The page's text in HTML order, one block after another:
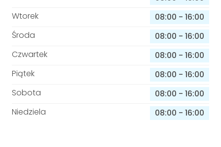
Wtorek
08:00 - 16:00
Środa
08:00 - 16:00
Czwartek
08:00 - 16:00
Piątek
08:00 - 16:00
Sobota
08:00 - 16:00
Niedziela
08:00 - 16:00